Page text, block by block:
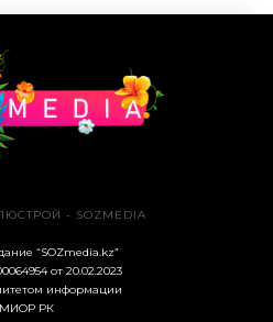
- SOZMEDIA
“SOZmedia.kz”
от 20.02.2023
информации
МИОР РК